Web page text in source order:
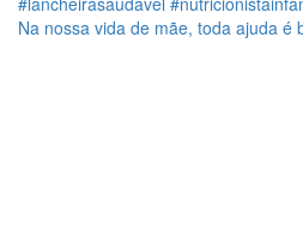
Na nossa vida de mãe, toda ajuda é